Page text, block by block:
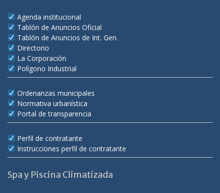
Agenda institucional
Tablón de Anuncios Oficial
Tablón de Anuncios de Int. Gen.
Directorio
La Corporación
Polígono Industrial
Ordenanzas municipales
Normativa urbanística
Portal de transparencia
Perfil de contratante
Instrucciones perfil de contratante
Spa y Piscina Climatizada